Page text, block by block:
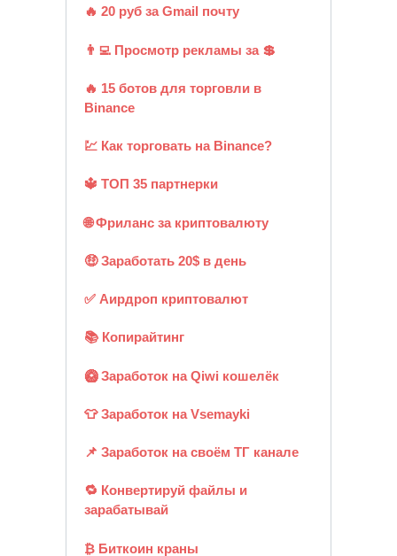
🔥 20 руб за Gmail почту
👨‍💻 Просмотр рекламы за 💲
🔥 15 ботов для торговли в
Binance
💹 Как торговать на Binance?
🔱 ТОП 35 партнерки
🌐 Фриланс за криптовалюту
🤑 Заработать 20$ в день
✅ Аирдроп криптовалют
📚 Копирайтинг
🥝 Заработок на Qiwi кошелёк
👕 Заработок на Vsemayki
📌 Заработок на своём ТГ канале
🔁 Конвертируй файлы и
зарабатывай
₿ Биткоин краны